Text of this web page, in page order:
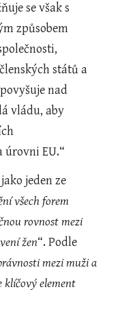
se však s
způsobem
států a
nad
vládu, aby
EU.“
jeden ze
všech forem
rovnost mezi
žen“. Podle
mezi muži a
klíčový element